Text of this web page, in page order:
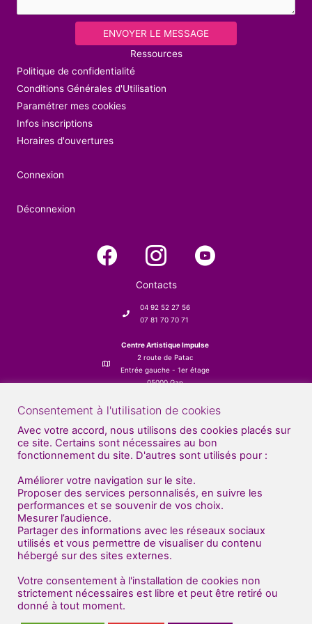
ENVOYER LE MESSAGE
Ressources
Politique de confidentialité
Conditions Générales d'Utilisation
Paramétrer mes cookies
Infos inscriptions
Horaires d'ouvertures
Connexion
Déconnexion
Contacts
04 92 52 27 56
07 81 70 70 71
Centre Artistique Impulse
2 route de Patac
Entrée gauche - 1er étage
05000 Gap
© Centre Artistique Impulse 2021
Consentement à l'utilisation de cookies
Avec votre accord, nous utilisons des cookies placés sur
ce site. Certains sont nécessaires au bon
fonctionnement du site. D'autres sont utilisés pour :
Améliorer votre navigation sur le site.
Proposer des services personnalisés, en suivre les
performances et se souvenir de vos choix.
Mesurer l’audience.
Partager des informations avec les réseaux sociaux
utilisés et vous permettre de visualiser du contenu
hébergé sur des sites externes.
Votre consentement à l'installation de cookies non
strictement nécessaires est libre et peut être retiré ou
donné à tout moment.